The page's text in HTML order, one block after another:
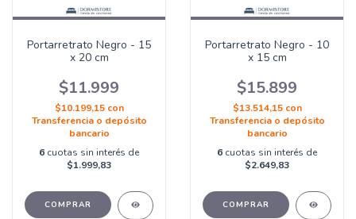
Portarretrato Negro - 15
x 20 cm
$11.999
$10.199,15 con
Transferencia o depósito
bancario
6 cuotas sin interés de
$1.999,83
Portarretrato Negro - 10
x 15 cm
$15.899
$13.514,15 con
Transferencia o depósito
bancario
6 cuotas sin interés de
$2.649,83